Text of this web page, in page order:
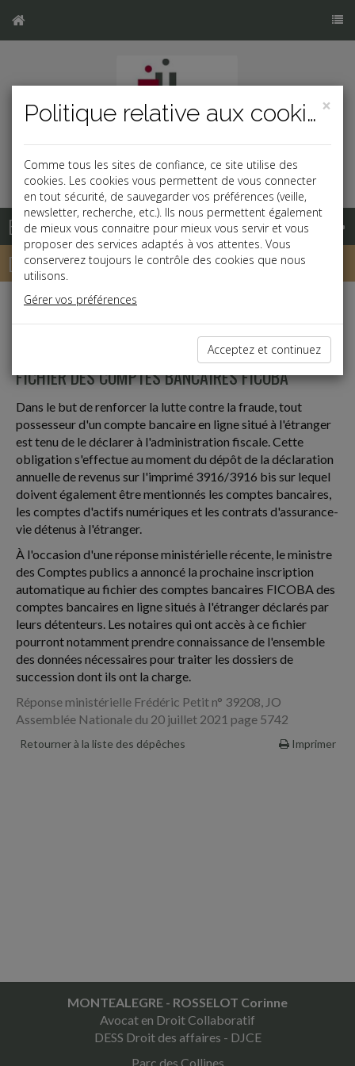
Base documentaire
Dépêches
j
Fiscal TPE
FICHIER DES COMPTES BANCAIRES FICOBA
Dans le but de renforcer la lutte contre la fraude, tout
possesseur d'un compte bancaire en ligne situé à l'étranger
est tenu de le déclarer à l'administration fiscale. Cette
obligation s'effectue au moment du dépôt de la déclaration
annuelle de revenus sur l'imprimé 3916/3916 bis sur lequel
doivent également être mentionnés les comptes bancaires,
les comptes d'actifs numériques et les contrats d'assurance-
vie détenus à l'étranger.
À l'occasion d'une réponse ministérielle récente, le ministre
des Comptes publics a annoncé la prochaine inscription
automatique au fichier des comptes bancaires FICOBA des
comptes bancaires en ligne situés à l'étranger déclarés par
leurs détenteurs. Les notaires qui ont accès à ce fichier
pourront notamment prendre connaissance de l'ensemble
des données nécessaires pour traiter les dossiers de
succession dont ils ont la charge.
Réponse ministérielle Frédéric Petit n° 39208, JO
Assemblée Nationale du 20 juillet 2021 page 5742
Retourner à la liste des dépêches Imprimer
MONTEALEGRE - ROSSELOT Corinne
Avocat en Droit Collaboratif
DESS Droit des affaires - DJCE
Parc des Collines
×
Politique relative aux cookies
Comme tous les sites de confiance, ce site utilise des
cookies. Les cookies vous permettent de vous connecter
en tout sécurité, de sauvegarder vos préférences (veille,
newsletter, recherche, etc.). Ils nous permettent également
de mieux vous connaitre pour mieux vous servir et vous
proposer des services adaptés à vos attentes. Vous
conserverez toujours le contrôle des cookies que nous
utilisons.
Gérer vos préférences
Acceptez et continuez